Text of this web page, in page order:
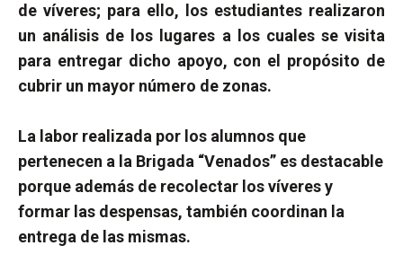
de víveres; para ello, los estudiantes realizaron
un análisis de los lugares a los cuales se visita
para entregar dicho apoyo, con el propósito de
cubrir un mayor número de zonas.
La labor realizada por los alumnos que
pertenecen a la Brigada “Venados” es destacable
porque además de recolectar los víveres y
formar las despensas, también coordinan la
entrega de las mismas.